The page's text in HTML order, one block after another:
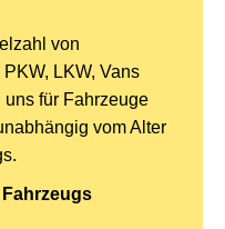
von
LKW, Vans
uns für Fahrzeuge
vom Alter